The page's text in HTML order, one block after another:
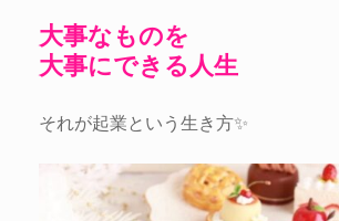
大事なものを
大事にできる人生
それが起業という生き方✨